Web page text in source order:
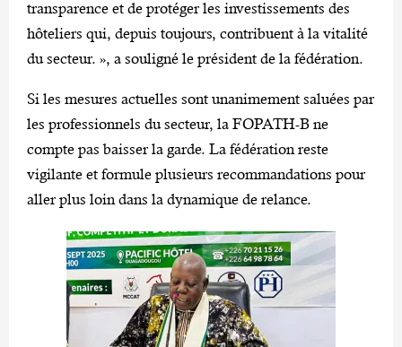
transparence et de protéger les investissements des
hôteliers qui, depuis toujours, contribuent à la vitalité
du secteur. », a souligné le président de la fédération.
Si les mesures actuelles sont unanimement saluées par
les professionnels du secteur, la FOPATH-B ne
compte pas baisser la garde. La fédération reste
vigilante et formule plusieurs recommandations pour
aller plus loin dans la dynamique de relance.